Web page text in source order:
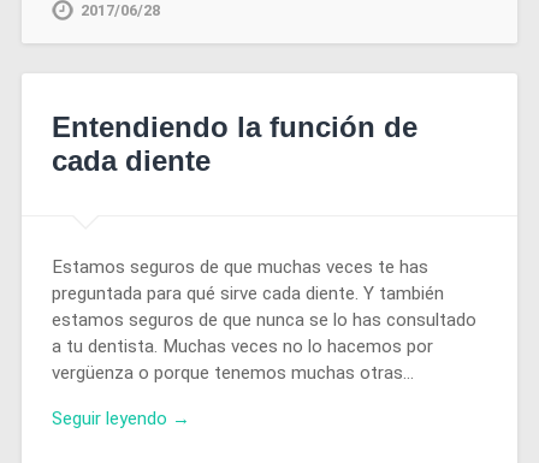
2017/06/28
Entendiendo la función de
cada diente
Estamos seguros de que muchas veces te has
preguntada para qué sirve cada diente. Y también
estamos seguros de que nunca se lo has consultado
a tu dentista. Muchas veces no lo hacemos por
vergüenza o porque tenemos muchas otras…
Seguir leyendo →